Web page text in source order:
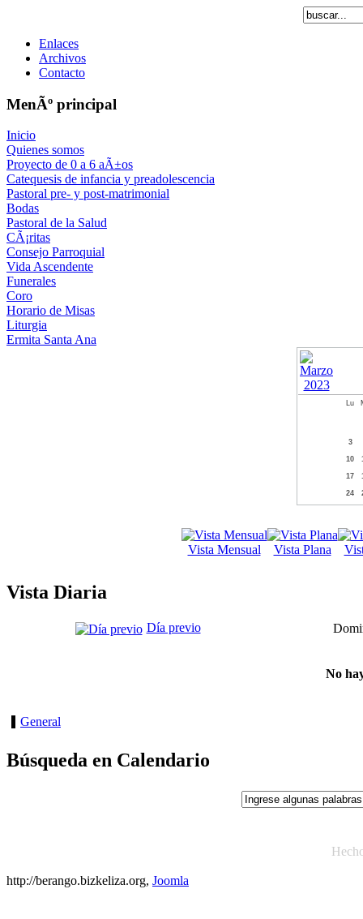
Enlaces
Archivos
Contacto
MenÃº principal
Inicio
Quienes somos
Proyecto de 0 a 6 aÃ±os
Catequesis de infancia y preadolescencia
Pastoral pre- y post-matrimonial
Bodas
Pastoral de la Salud
CÃ¡ritas
Consejo Parroquial
Vida Ascendente
Funerales
Coro
Horario de Misas
Liturgia
Ermita Santa Ana
Lu
3
10
17
24
Vista Mensual Vista Plana
Vista Diaria
Día previo
No
General
Búsqueda en Calendario
http://berango.bizkeliza.org, Joomla